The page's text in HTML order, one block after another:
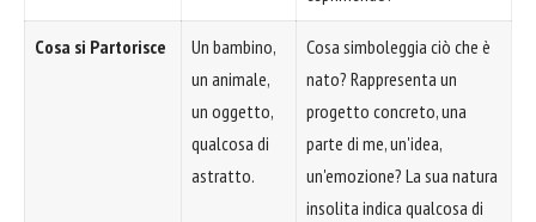
Cosa si Partorisce
Un bambino,
un animale,
un oggetto,
qualcosa di
astratto.
Cosa simboleggia ciò che è
nato? Rappresenta un
progetto concreto, una
parte di me, un'idea,
un'emozione? La sua natura
insolita indica qualcosa di